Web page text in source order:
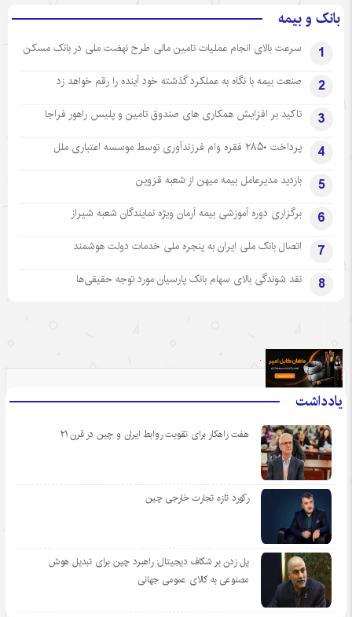
بانک و بیمه
1 سرعت بالای انجام عملیات تامین مالی طرح نهضت ملی در بانک مسکن
2 صنعت بیمه با نگاه به عملکرد گذشته خود آینده را رقم خواهد زد
3 تاکید بر افزایش همکاری های صندوق تامین و پلیس راهور فراجا
4 پرداخت ۲۸۵۰ فقره وام فرزندآوری توسط موسسه اعتباری ملل
5 بازدید مدیرعامل بیمه میهن از شعبه قزوین
6 برگزاری دوره آموزشی بیمه آرمان ویژه نمایندگان شعبه شیراز
7 اتصال بانک ملی ایران به پنجره ملی خدمات دولت هوشمند
8 نقد شوندگی بالای سهام بانک پارسیان مورد توجه حقیقی‌ها
یادداشت
هفت راهکار برای تقویت روابط ایران و چین در قرن ۲۱
رکورد تازه تجارت خارجی چین
پل زدن بر شکاف دیجیتال: راهبرد چین برای تبدیل هوش
مصنوعی به کالای عمومی جهانی
.